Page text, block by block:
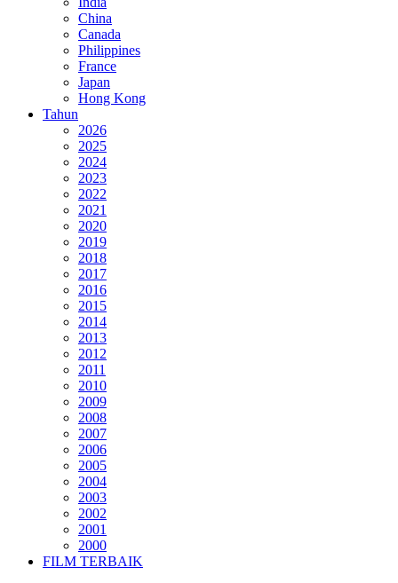
China
Canada
Philippines
France
Japan
Hong Kong
Tahun
2026
2025
2024
2023
2022
2021
2020
2019
2018
2017
2016
2015
2014
2013
2012
2011
2010
2009
2008
2007
2006
2005
2004
2003
2002
2001
2000
FILM TERBAIK